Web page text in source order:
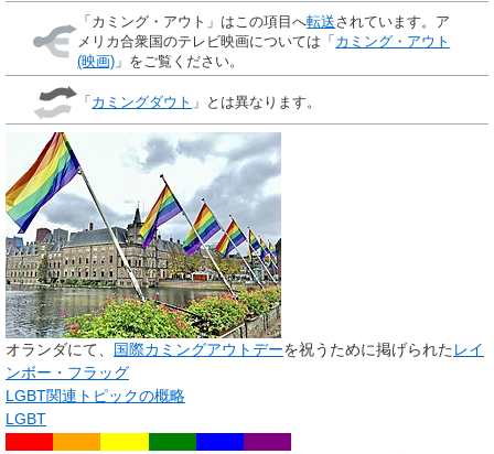
「 カミング・アウト 」はこの項目へ転送されています。ア
メリカ合衆国のテレビ映画については「 カミング・アウト
(映画) 」をご覧ください。
「 カミングダウト 」とは異なります。
オランダにて、 国際カミングアウトデーを祝うために掲げられた レイ
ンボー・フラッグ
LGBT関連トピックの概略
LGBT